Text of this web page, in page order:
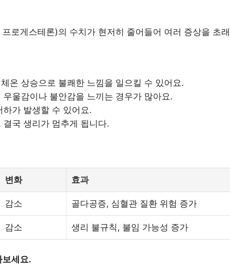
로게스테론)의 수치가 현저히 줄어들어 여러 증상을 초
온 상승으로 불쾌한 느낌을 일으킬 수 있어요.
울감이나 불안감을 느끼는 경우가 많아요.
가 발생할 수 있어요.
국 생리가 멈추게 됩니다.
변화 효과
감소 골다공증, 심혈관 질환 위험 증가
감소 생리 불규칙, 불임 가능성 증가
보세요.